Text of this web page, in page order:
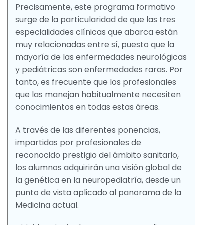
Precisamente, este programa formativo
surge de la particularidad de que las tres
especialidades clínicas que abarca están
muy relacionadas entre sí, puesto que la
mayoría de las enfermedades neurológicas
y pediátricas son enfermedades raras. Por
tanto, es frecuente que los profesionales
que las manejan habitualmente necesiten
conocimientos en todas estas áreas.
A través de las diferentes ponencias,
impartidas por profesionales de
reconocido prestigio del ámbito sanitario,
los alumnos adquirirán una visión global de
la genética en la neuropediatría, desde un
punto de vista aplicado al panorama de la
Medicina actual.